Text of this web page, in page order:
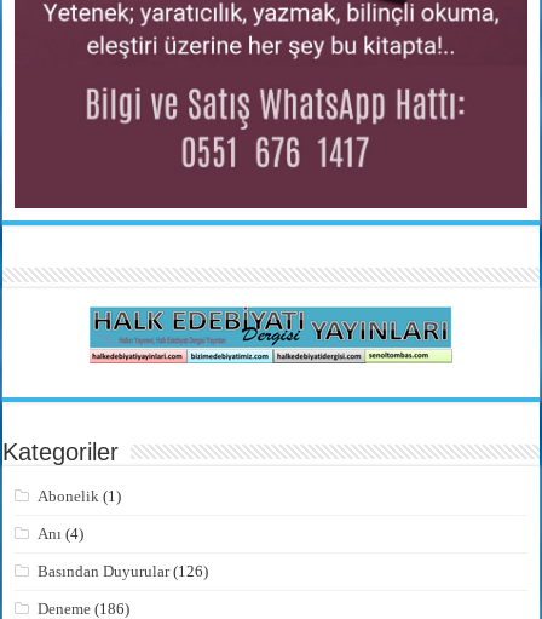
Kategoriler
Abonelik (1)
Anı (4)
Basından Duyurular(126)
Deneme (186)